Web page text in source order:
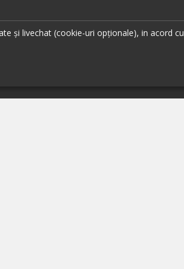
și livechat (cookie-uri opționale), in acord cu